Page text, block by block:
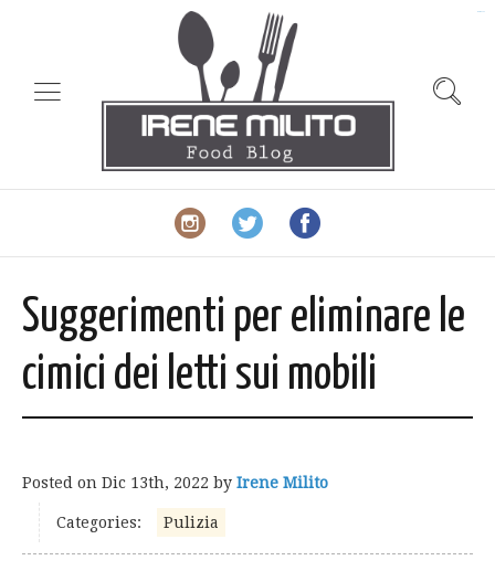
Suggerimenti per eliminare le
cimici dei letti sui mobili
Posted on Dic 13th, 2022 by Irene Milito
Categories: Pulizia